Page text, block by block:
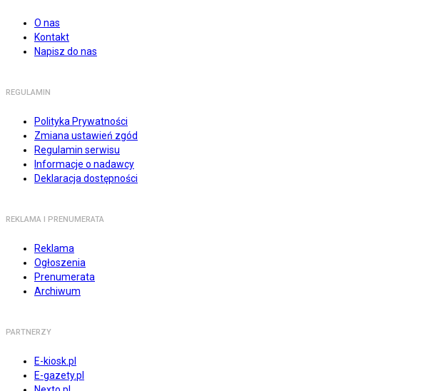
O nas
Kontakt
Napisz do nas
REGULAMIN
Polityka Prywatności
Zmiana ustawień zgód
Regulamin serwisu
Informacje o nadawcy
Deklaracja dostępności
REKLAMA I PRENUMERATA
Reklama
Ogłoszenia
Prenumerata
Archiwum
PARTNERZY
E-kiosk.pl
E-gazety.pl